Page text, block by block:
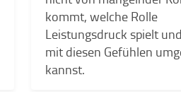
kommt, welche Rolle
Leistungsdruck spielt
mit diesen Gefühlen
kannst.